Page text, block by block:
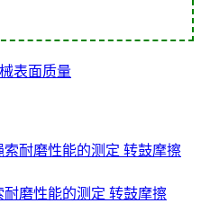
表面质量
耐磨性能的测定 转鼓摩擦